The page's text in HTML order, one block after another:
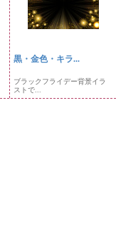
黒・金色・キラ...
ブラックフライデー背景イラ
ストで...